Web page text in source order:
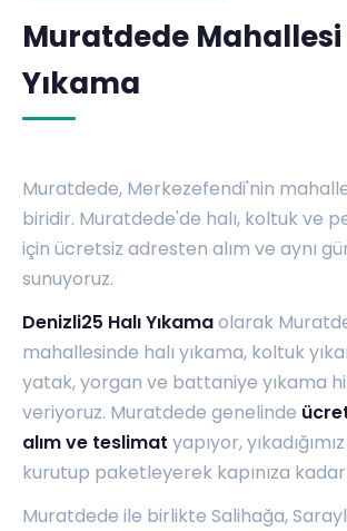
Muratdede Mahallesi
Yıkama
Muratdede, Merkezefendi'nin
biridir. Muratdede'de halı, koltuk ve
için ücretsiz adresten alım ve aynı
sunuyoruz.
Denizli25 Halı Yıkamaolarak
mahallesinde halı yıkama, koltuk
yatak, yorgan ve battaniye yıkama
veriyoruz. Muratdede genelinde
alım ve teslimat yapıyor,
kurutup paketleyerek kapınıza
Muratdede ile birlikte Salihağa,